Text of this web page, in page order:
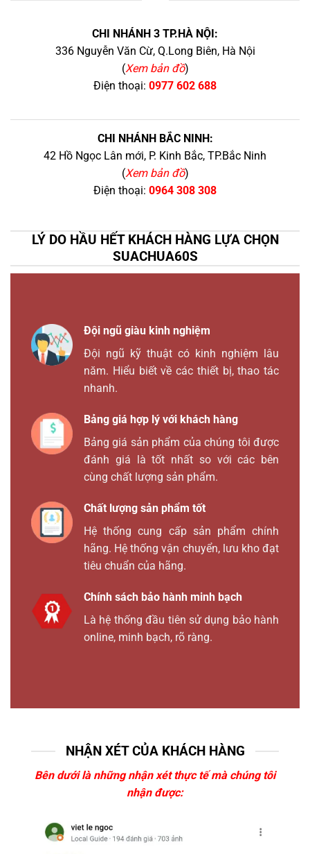
CHI NHÁNH 3 TP.HÀ NỘI:
336 Nguyễn Văn Cừ, Q.Long Biên, Hà Nội
(Xem bản đồ)
Điện thoại: 0977 602 688
CHI NHÁNH BẮC NINH:
42 Hồ Ngọc Lân mới, P. Kinh Bắc, TP.Bắc Ninh
(Xem bản đồ)
Điện thoại: 0964 308 308
LÝ DO HẦU HẾT KHÁCH HÀNG LỰA CHỌN
SUACHUA60S
Đội ngũ giàu kinh nghiệm
Đội ngũ kỹ thuật có kinh nghiệm lâu
năm. Hiểu biết về các thiết bị, thao tác
nhanh.
Bảng giá hợp lý với khách hàng
Bảng giá sản phẩm của chúng tôi được
đánh giá là tốt nhất so với các bên
cùng chất lượng sản phẩm.
Chất lượng sản phẩm tốt
Hệ thống cung cấp sản phẩm chính
hãng. Hệ thống vận chuyển, lưu kho đạt
tiêu chuẩn của hãng.
Chính sách bảo hành minh bạch
Là hệ thống đầu tiên sử dụng bảo hành
online, minh bạch, rõ ràng.
NHẬN XÉT CỦA KHÁCH HÀNG
Bên dưới là những nhận xét thực tế mà chúng tôi
nhận được: